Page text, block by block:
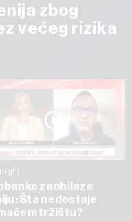
zbog
većeg rizika
zaobilaze
Šta nedostaje
tržištu?